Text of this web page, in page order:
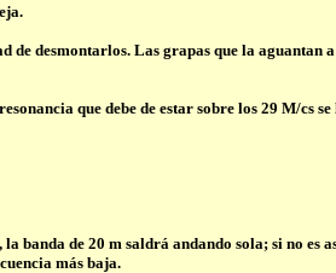
desmontarlos. Las grapas que la aguantan
que debe de estar sobre los 29 M/cs
de 20 m saldrá andando sola; si no es
más baja.